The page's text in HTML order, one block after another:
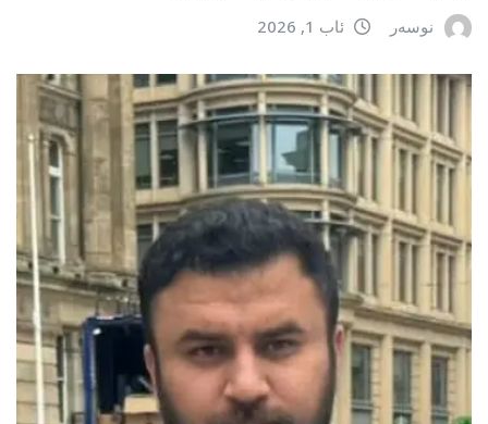
نوسەر ئاب 1, 2026